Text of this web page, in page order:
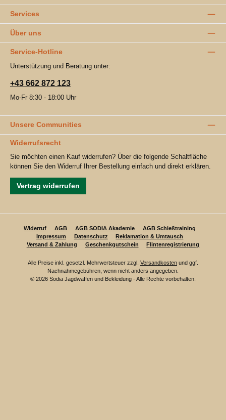
Services
Über uns
Service-Hotline
Unterstützung und Beratung unter:
+43 662 872 123
Mo-Fr 8:30 - 18:00 Uhr
Unsere Communities
Widerrufsrecht
Sie möchten einen Kauf widerrufen? Über die folgende Schaltfläche
können Sie den Widerruf Ihrer Bestellung einfach und direkt erklären.
Vertrag widerrufen
Widerruf AGB AGB SODIA Akademie
AGB Schießtraining
Impressum
Datenschutz
Reklamation & Umtausch
Versand & Zahlung
Geschenkgutschein Flintenregistrierung
Alle Preise inkl. gesetzl. Mehrwertsteuer zzgl. Versandkosten und ggf.
Nachnahmegebühren, wenn nicht anders angegeben.
© 2026 Sodia Jagdwaffen und Bekleidung - Alle Rechte vorbehalten.